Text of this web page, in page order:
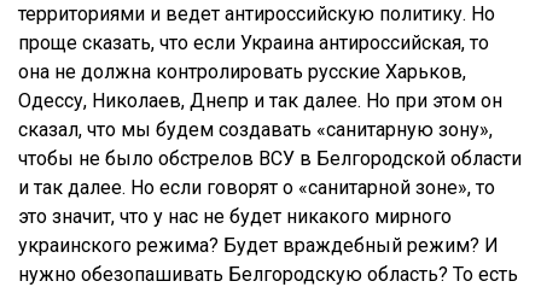
территориями и ведет антироссийскую политику. Но
проще сказать, что если Украина антироссийская, то
она не должна контролировать русские Харьков,
Одессу, Николаев, Днепр и так далее. Но при этом он
сказал, что мы будем создавать «санитарную зону»,
чтобы не было обстрелов ВСУ в Белгородской области
и так далее. Но если говорят о «санитарной зоне», то
это значит, что у нас не будет никакого мирного
украинского режима? Будет враждебный режим? И
нужно обезопашивать Белгородскую область? То есть